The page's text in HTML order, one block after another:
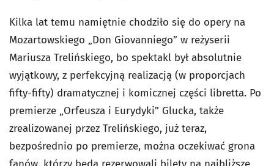
Kilka lat temu namiętnie chodziło się do opery na
Mozartowskiego „Don Giovanniego” w reżyserii
Mariusza Trelińskiego, bo spektakl był absolutnie
wyjątkowy, z perfekcyjną realizacją (w proporcjach
fifty-fifty) dramatycznej i komicznej części libretta. Po
premierze „Orfeusza i Eurydyki” Glucka, także
zrealizowanej przez Trelińskiego, już teraz,
bezpośrednio po premierze, można oczekiwać grona